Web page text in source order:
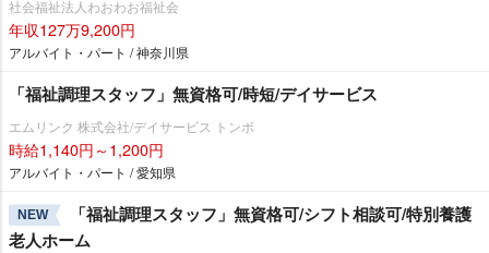
社会福祉法人わおわお福祉会
年収127万9,200円
アルバイト・パート / 神奈川県
「福祉調理スタッフ」無資格可/時短/デイサービス
エムリンク 株式会社/デイサービス トンボ
時給1,140円～1,200円
アルバイト・パート / 愛知県
NEW
「福祉調理スタッフ」無資格可/シフト相談可/特別養護
老人ホーム